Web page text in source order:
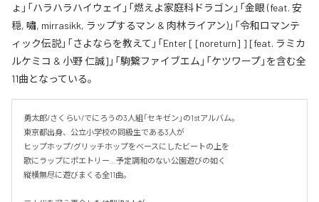
ょ」「ハラハラハイウェイ」「燃えよ家庭科ドラゴン」「金眼 (feat. 安
穏, 嘯, mirrasikk, ラップするマン & 肉林ライアン)」「令和ロマンテ
ィック伝説」「さよならを教えて」「Enter [ [noreturn] ] [feat. ラミカ
ルケミコ & 小野 仁誠]」「駒繋ファイブエム」「ケツワープ」を含む全
11曲となっている。
勇太郎/さくらい/でにろうの3人組「セキゼン」の1stアルバム。
東京都出身、公立小学校の同級生である3人が
ヒップホップ/グリッチホップをベースにしたビートの上を
歌にラップにポエトリー…予定調和のない公園遊びの如く
縦横無尽に遊びまくる全11曲。